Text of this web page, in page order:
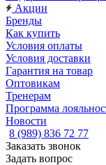
Акции
Бренды
Как купить
Условия оплаты
Условия доставки
Гарантия на товар
Оптовикам
Тренерам
Программа
Новости
8 (989) 836 72 77
Заказать звонок
Задать вопрос